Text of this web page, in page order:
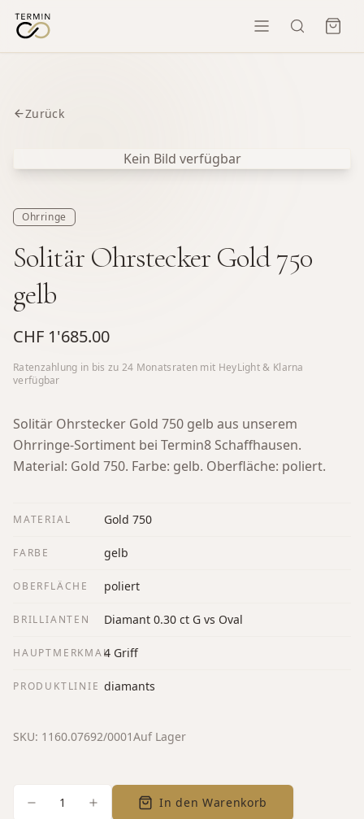
Zurück
Kein Bild verfügbar
Ohrringe
Solitär Ohrstecker Gold 750
gelb
CHF 1'685.00
Ratenzahlung in bis zu 24 Monatsraten mit HeyLight & Klarna
verfügbar
Solitär Ohrstecker Gold 750 gelb aus unserem
Ohrringe-Sortiment bei Termin8 Schaffhausen.
Material: Gold 750. Farbe: gelb. Oberfläche: poliert.
MATERIAL Gold 750
FARBE gelb
OBERFLÄCHE poliert
BRILLIANTEN Diamant 0.30 ct G vs Oval
HAUPTMERKMAL4 Griff
PRODUKTLINIE diamants
SKU: 1160.07692/0001Auf Lager
1 In den Warenkorb